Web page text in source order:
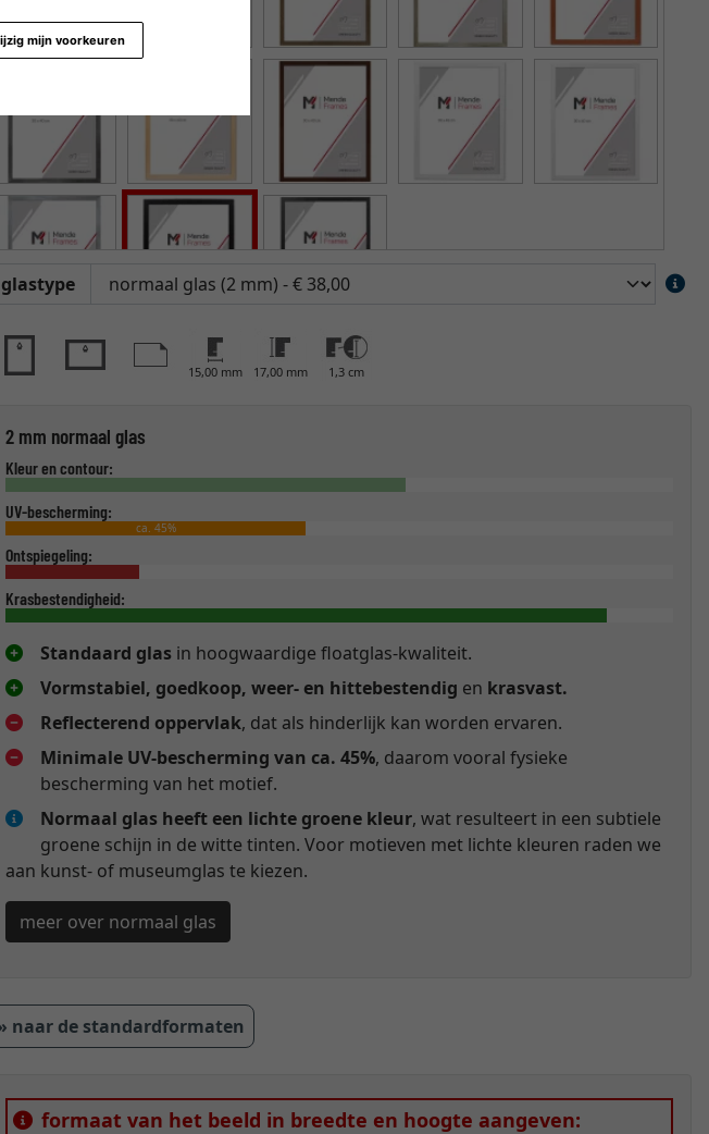
mijn voorkeuren
glastype
15,00 mm 17,00 mm 1,3 cm
2 mm normaal glas
Kleur en contour:
UV-bescherming:
ca. 45%
Ontspiegeling:
Krasbestendigheid:
Standaard glas in hoogwaardige floatglas-kwaliteit.
Vormstabiel, goedkoop, weer- en hittebestendig en krasvast.
Reflecterend oppervlak, dat als hinderlijk kan worden ervaren.
Minimale UV-bescherming van ca. 45%, daarom vooral fysieke
bescherming van het motief.
Normaal glas heeft een lichte groene kleur, wat resulteert in een subtiele
groene schijn in de witte tinten. Voor motieven met lichte kleuren raden we
aan kunst- of museumglas te kiezen.
meer over normaal glas
naar de standardformaten
formaat van het beeld in breedte en hoogte aangeven: